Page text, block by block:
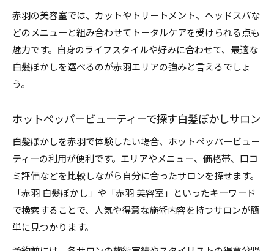
赤羽の美容室では、カットやトリートメント、ヘッドスパな
どのメニューと組み合わせてトータルケアを受けられる点も
魅力です。自身のライフスタイルや好みに合わせて、最適な
白髪ぼかしを選べるのが赤羽エリアの強みと言えるでしょ
う。
ホットペッパービューティーで探す白髪ぼかしサロン
白髪ぼかしを赤羽で体験したい場合、ホットペッパービュー
ティーの利用が便利です。エリアやメニュー、価格帯、口コ
ミ評価などを比較しながら自分に合ったサロンを探せます。
「赤羽 白髪ぼかし」や「赤羽 美容室」といったキーワード
で検索することで、人気や得意な施術内容を持つサロンが簡
単に見つかります。